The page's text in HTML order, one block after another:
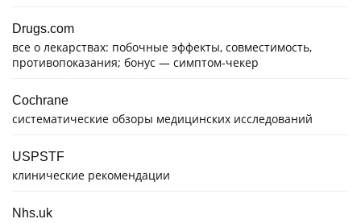
Drugs.com
все о лекарствах: побочные эффекты, совместимость,
противопоказания; бонус — симптом-чекер
Cochrane
систематические обзоры медицинских исследований
USPSTF
клинические рекомендации
Nhs.uk